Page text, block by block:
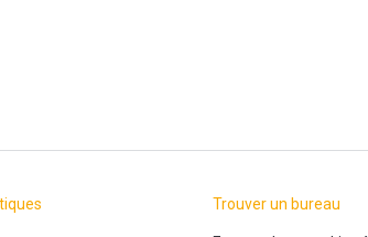
Trouver un bureau